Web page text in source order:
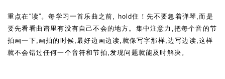
重点在“读” 。每学习一首乐曲之前, hold住！先不要急着弹琴,而是
要先看看曲谱里有没有自己不会的地方。集中注意力,把每个音的节
拍画一下,画拍的时候,最好边画边读,就像写字那样,边写边读,这样
就不会错过任何一个音符和节拍,发现问题就能及时解决。